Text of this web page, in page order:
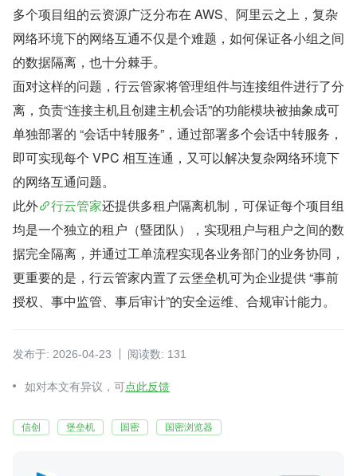
多个项目组的云资源广泛分布在 AWS、阿里云之上，复杂
网络环境下的网络互通不仅是个难题，如何保证各小组之间
的数据隔离，也十分棘手。
面对这样的问题，行云管家将管理组件与连接组件进行了分
离，负责“连接主机且创建主机会话”的功能模块被抽象成可
单独部署的 “会话中转服务”，通过部署多个会话中转服务，
即可实现每个 VPC 相互连通，又可以解决复杂网络环境下
的网络互通问题。
此外
行云管家还提供多租户隔离机制，可保证每个项目组
均是一个独立的租户（暨团队），实现租户与租户之间的数
据完全隔离，并通过工单流程实现各业务部门的业务协同，
更重要的是，行云管家内置了云堡垒机可为企业提供 “事前
授权、事中监管、事后审计”的安全运维、合规审计能力。
发布于: 2026-04-23 阅读数: 131
如对本文有异议，可点此反馈
信创 堡垒机 国密 国密浏览器